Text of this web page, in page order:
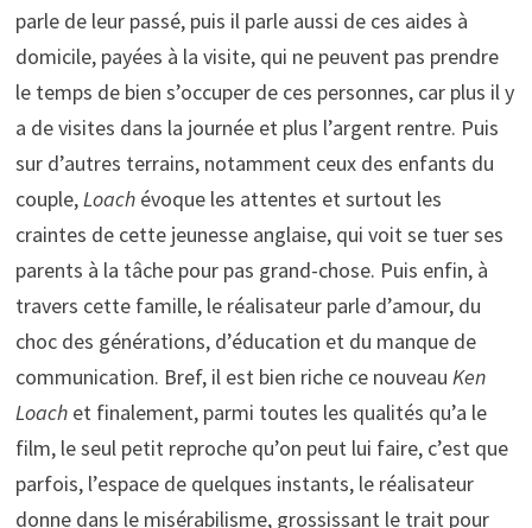
parle de leur passé, puis il parle aussi de ces aides à
domicile, payées à la visite, qui ne peuvent pas prendre
le temps de bien s’occuper de ces personnes, car plus il y
a de visites dans la journée et plus l’argent rentre. Puis
sur d’autres terrains, notamment ceux des enfants du
couple,Loachévoque les attentes et surtout les
craintes de cette jeunesse anglaise, qui voit se tuer ses
parents à la tâche pour pas grand-chose. Puis enfin, à
travers cette famille, le réalisateur parle d’amour, du
choc des générations, d’éducation et du manque de
communication. Bref, il est bien riche ce nouveau Ken
Loachet finalement, parmi toutes les qualités qu’a le
film, le seul petit reproche qu’on peut lui faire, c’est que
parfois, l’espace de quelques instants, le réalisateur
donne dans le misérabilisme, grossissant le trait pour